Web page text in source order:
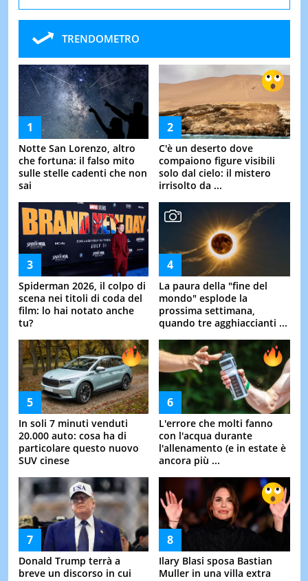
TRENDOMETRO
Notte San Lorenzo, altro
che fortuna: il falso mito
sulle stelle cadenti che non
sai
C'è un deserto dove
compaiono figure visibili
solo dal cielo: il mistero
irrisolto da ...
Spiderman 2026, il colpo di
scena nei titoli di coda del
film: lo hai notato anche
tu?
La paura della "fine del
mondo" esplode la
prossima settimana,
quando tre agghiaccianti ...
In soli 7 minuti venduti
20.000 auto: cosa ha di
particolare questo nuovo
SUV cinese
L'errore che molti fanno
con l'acqua durante
l'allenamento (e in estate è
ancora più ...
Donald Trump terrà a
breve un discorso in cui
Ilary Blasi sposa Bastian
Muller in una villa extra